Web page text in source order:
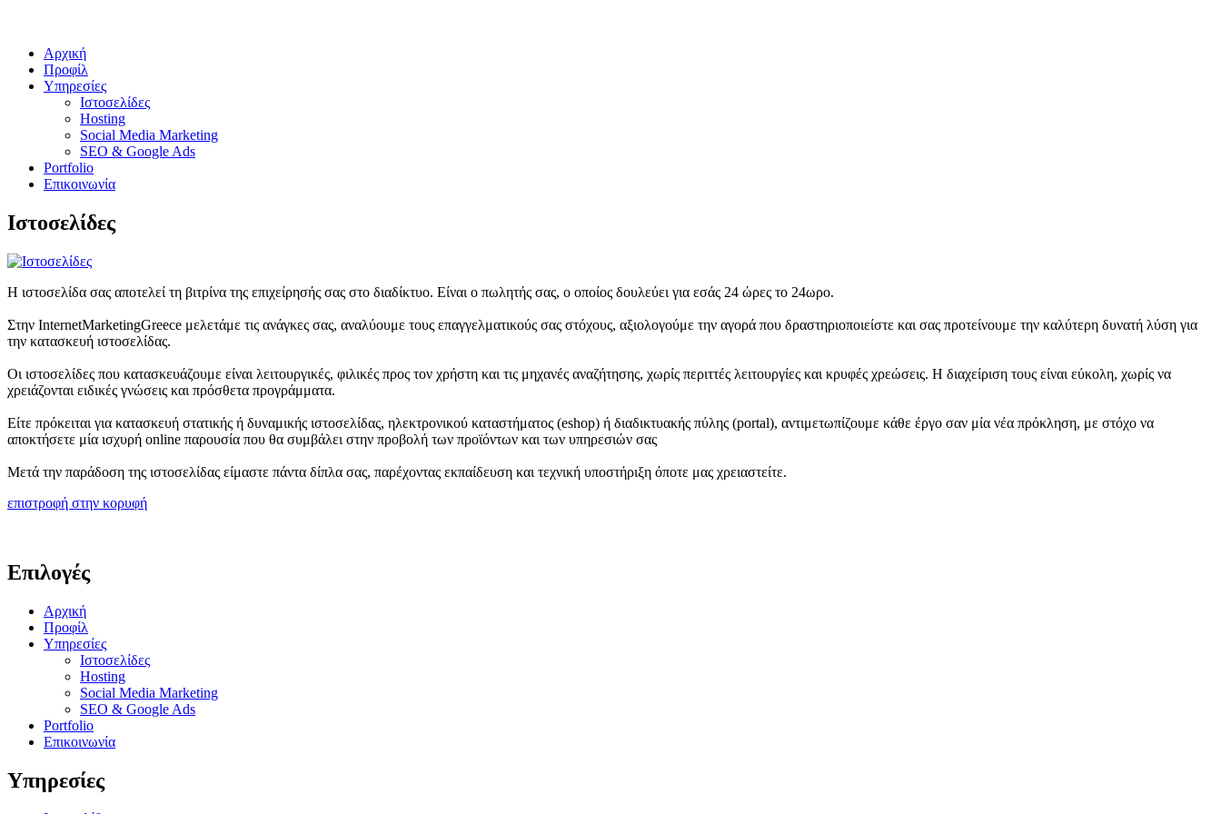
Αρχική
Προφίλ
Υπηρεσίες
Ιστοσελίδες
Hosting
Social Media Marketing
SEO & Google Ads
Portfolio
Επικοινωνία
Ιστοσελίδες
Η ιστοσελίδα σας αποτελεί τη βιτρίνα της επιχείρησής σας στο διαδίκτυο. Είναι ο πωλητής σας, ο οποίος δουλεύει για εσάς 24 ώρες το 24ωρο.
Στην InternetMarketingGreece μελετάμε τις ανάγκες σας, αναλύουμε τους επαγγελματικούς σας στόχους, αξιολογούμε την αγορά που δραστηριοποιείστε και σας προτείνουμε την καλύτερη δυνατή λύση για
την κατασκευή ιστοσελίδας.
Οι ιστοσελίδες που κατασκευάζουμε είναι λειτουργικές, φιλικές προς τον χρήστη και τις μηχανές αναζήτησης, χωρίς περιττές λειτουργίες και κρυφές χρεώσεις. H διαχείριση τους είναι εύκολη, χωρίς να
χρειάζονται ειδικές γνώσεις και πρόσθετα προγράμματα.
Είτε πρόκειται για κατασκευή στατικής ή δυναμικής ιστοσελίδας, ηλεκτρονικού καταστήματος (eshop) ή διαδικτυακής πύλης (portal), αντιμετωπίζουμε κάθε έργο σαν μία νέα πρόκληση, με στόχο να
αποκτήσετε μία ισχυρή online παρουσία που θα συμβάλει στην προβολή των προϊόντων και των υπηρεσιών σας
Μετά την παράδοση της ιστοσελίδας είμαστε πάντα δίπλα σας, παρέχοντας εκπαίδευση και τεχνική υποστήριξη όποτε μας χρειαστείτε.
επιστροφή στην κορυφή
Επιλογές
Αρχική
Προφίλ
Υπηρεσίες
Ιστοσελίδες
Hosting
Social Media Marketing
SEO & Google Ads
Portfolio
Επικοινωνία
Υπηρεσίες